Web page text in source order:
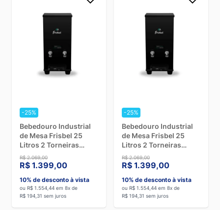
-25%
Bebedouro Industrial
de Mesa Frisbel 25
Litros 2 Torneiras
Geladas Black - 220V
R$ 2.069,00
R$ 1.399,00
10% de desconto à vista
ou R$ 1.554,44 em 8x de
R$ 194,31 sem juros
-25%
Bebedouro Industrial
de Mesa Frisbel 25
Litros 2 Torneiras
Geladas Black - 110V
R$ 2.069,00
R$ 1.399,00
10% de desconto à vista
ou R$ 1.554,44 em 8x de
R$ 194,31 sem juros